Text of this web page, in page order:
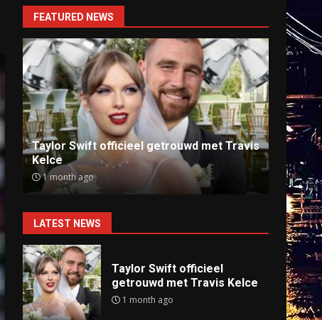
FEATURED NEWS
Ray J klaagt Kim Kardashian aan om
sekstape
9 months ago
Anti-
9
LATEST NEWS
Taylor Swift officieel
getrouwd met Travis Kelce
1 month ago